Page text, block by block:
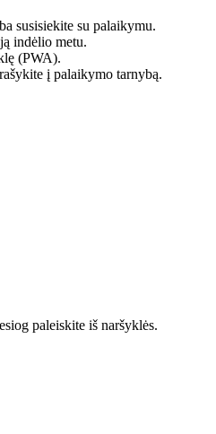
susisiekite su palaikymu.
indėlio metu.
(PWA).
į palaikymo tarnybą.
paleiskite iš naršyklės.